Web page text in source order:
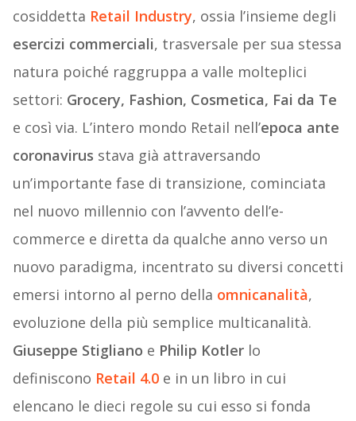
cosiddetta Retail Industry, ossia l’insieme degli
esercizi commerciali, trasversale per sua stessa
natura poiché raggruppa a valle molteplici
settori: Grocery, Fashion, Cosmetica, Fai da Te
e così via. L’intero mondo Retail nell’epoca ante
coronavirus stava già attraversando
un’importante fase di transizione, cominciata
nel nuovo millennio con l’avvento dell’e-
commerce e diretta da qualche anno verso un
nuovo paradigma, incentrato su diversi concetti
emersi intorno al perno della omnicanalità,
evoluzione della più semplice multicanalità.
Giuseppe Stigliano e Philip Kotlerlo
definiscono Retail 4.0 e in un libro in cui
elencano le dieci regole su cui esso si fonda